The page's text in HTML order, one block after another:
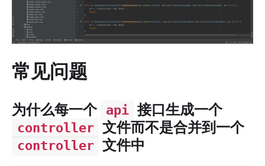
常见问题
为什么每一个 api 接口生成一个
controller 文件而不是合并到一个
controller 文件中